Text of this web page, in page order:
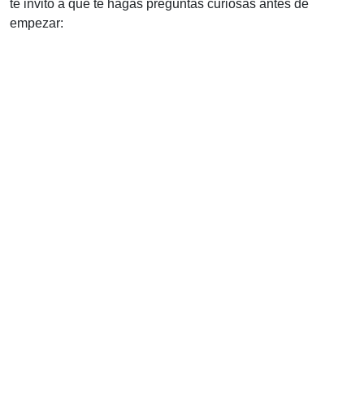
te invito a que te hagas preguntas curiosas antes de
empezar: